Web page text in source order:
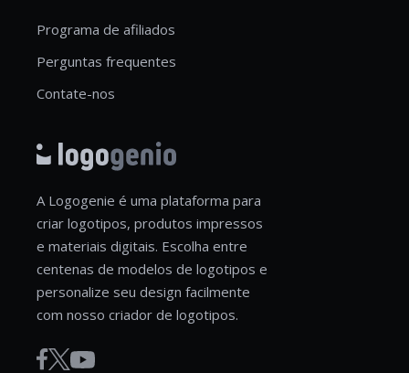
Programa de afiliados
Perguntas frequentes
Contate-nos
A Logogenie é uma plataforma para
criar logotipos, produtos impressos
e materiais digitais. Escolha entre
centenas de modelos de logotipos e
personalize seu design facilmente
com nosso criador de logotipos.